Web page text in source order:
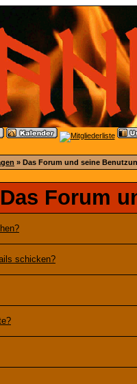
» Das Forum und seine
Das Forum
schicken?